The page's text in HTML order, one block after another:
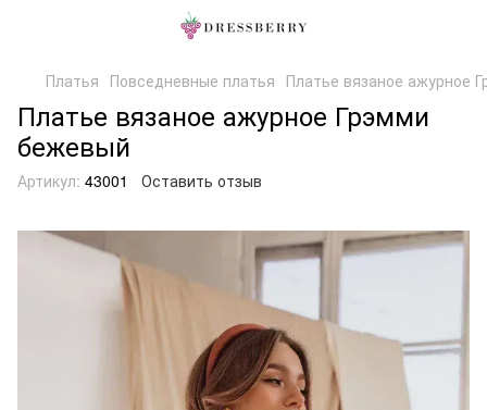
Платья Повседневные платья Платье вязаное ажурное
Платье вязаное ажурное Грэмми
бежевый
Артикул: 43001 Оставить отзыв